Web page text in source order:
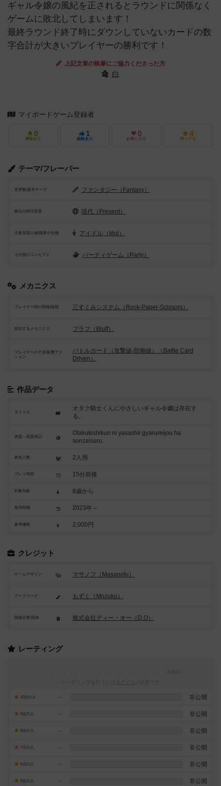
ギャル令嬢の風紀を正されるとラウンドに関係なく
ゲームに敗北してしまいます！
最終ラウンド終了時にダウンしていないカードの数
字合計が大きいプレイヤーの勝利です！
上記文章の執筆にご協力くださった方
白
マイボードゲーム登録者
0
興味あり
1
経験あり
0
お気に入り
4
持ってる
テーマ/フレーバー
世界観/基本テーマ ファンタジー（Fantasy）
舞台の時代背景 現代（Present）
主要登場人物/職業や生物 アイドル（Idol）
その他のコンセプト パーティゲーム（Party）
メカニクス
プレイヤー間の関係/状態 三すくみシステム（Rock-Paper-Scissors）
頻出するメカニクス ブラフ（Bluff）
プレイヤーの干渉/影響アク
ション
バトルカード（攻撃値-防御値）（Battle Card
Driven）
作品データ
タイトル
オタク騎士くんにやさしいギャル令嬢は存在す
る。
原題・英題表記
Otakukishikun ni yasashii gyarureijou ha
sonzaisuru.
参加人数 2人用
プレイ時間 15分前後
対象年齢 8歳から
発売時期 2023年～
参考価格 2,000円
クレジット
ゲームデザイン マサノフ（Masanofu）
アートワーク もずく（Mozuku）
関連企業/団体 株式会社ディー・オー（D.O）
レーティング
10点の人 - 非公開
9点の人 - 非公開
8点の人 - 非公開
7点の人 - 非公開
6点の人 - 非公開
5点の人 - 非公開